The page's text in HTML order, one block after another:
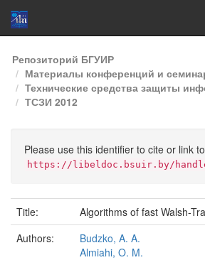
Skip
navigation
Репозиторий БГУИР
Материалы конференций и
Технические средства защиты
ТСЗИ 2012
Please use this identifier to cite or link
https://libeldoc.bsuir.by/handle/
Title:
Algorithms of fast Walsh-
Authors:
Budzko, A. A.
Almiahi, O. M.